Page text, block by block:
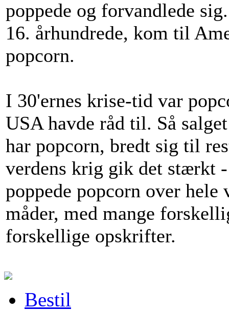
poppede og forvandlede
16. århundrede, kom til
popcorn.
I 30'ernes krise-tid var
USA havde råd til. Så
har popcorn, bredt sig til
verdens krig gik det stærkt
poppede popcorn over
måder, med mange
forskellige opskrifter.
Bestil